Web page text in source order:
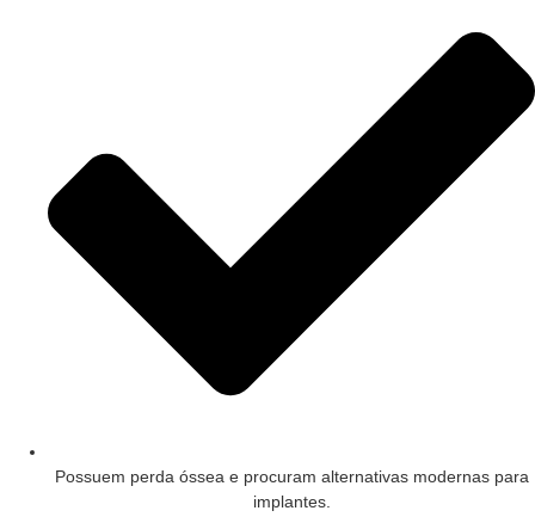
Possuem perda óssea e procuram alternativas modernas para
implantes.